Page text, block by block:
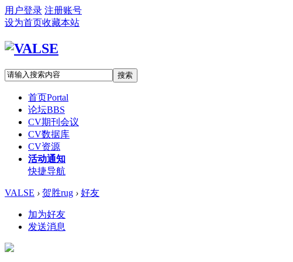
用户登录 注册账号
设为首页收藏本站
搜索
首页Portal
论坛BBS
CV期刊会议
CV数据库
CV资源
活动通知
快捷导航
VALSE › 贺胜rug › 好友
加为好友
发送消息